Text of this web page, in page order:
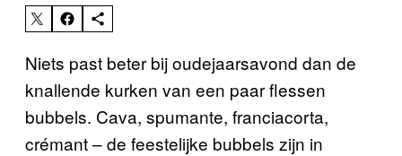
Niets past beter bij oudejaarsavond dan de
knallende kurken van een paar flessen
bubbels. Cava, spumante, franciacorta,
crémant – de feestelijke bubbels zijn in